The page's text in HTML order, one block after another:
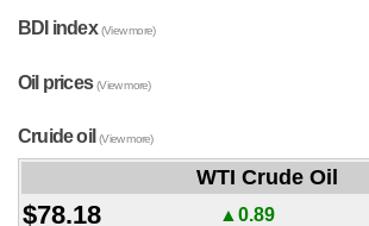
BDI index(View more)
Oil prices(View more)
Cruide oil(View more)
WTI Crude Oil
$78.18 ▲0.89